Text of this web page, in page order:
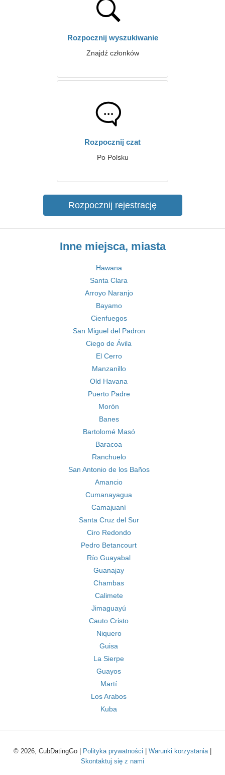
Rozpocznij wyszukiwanie
Znajdź członków
Rozpocznij czat
Po Polsku
Rozpocznij rejestrację
Inne miejsca, miasta
Hawana
Santa Clara
Arroyo Naranjo
Bayamo
Cienfuegos
San Miguel del Padron
Ciego de Ávila
El Cerro
Manzanillo
Old Havana
Puerto Padre
Morón
Banes
Bartolomé Masó
Baracoa
Ranchuelo
San Antonio de los Baños
Amancio
Cumanayagua
Camajuaní
Santa Cruz del Sur
Ciro Redondo
Pedro Betancourt
Río Guayabal
Guanajay
Chambas
Calimete
Jimaguayú
Cauto Cristo
Niquero
Guisa
La Sierpe
Guayos
Martí
Los Arabos
Kuba
© 2026, CubDatingGo | Polityka prywatności Warunki korzystania|
Skontaktuj się z nami